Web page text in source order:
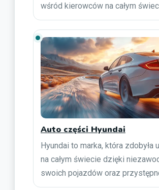
wśród kierowców na całym
Auto części Hyundai
Hyundai to marka, która zdobyła
na całym świecie dzięki
swoich pojazdów oraz